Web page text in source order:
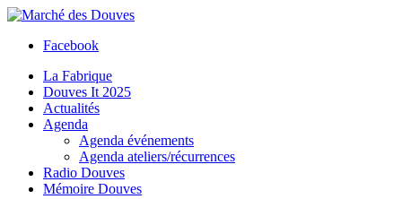
Facebook
La Fabrique
Douves It 2025
Actualités
Agenda
Agenda événements
Agenda ateliers/récurrences
Radio Douves
Mémoire Douves